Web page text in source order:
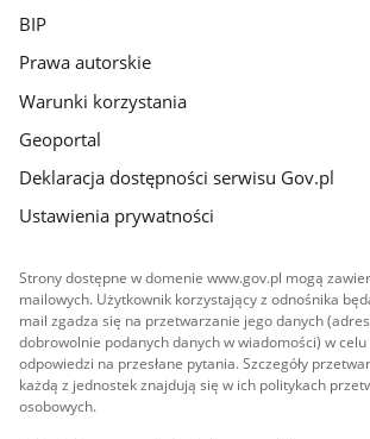
BIP
Prawa autorskie
Warunki korzystania
Geoportal
Deklaracja dostępności serwisu Gov.pl
Ustawienia prywatności
Strony dostępne w domenie www.gov.pl mogą
mailowych. Użytkownik korzystający z odnośnika
mail zgadza się na przetwarzanie jego danych
dobrowolnie podanych danych w wiadomości) w celu
odpowiedzi na przesłane pytania. Szczegóły
każdą z jednostek znajdują się w ich politykach
osobowych.